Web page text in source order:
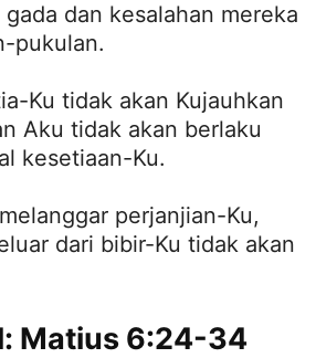
dan kesalahan mereka
pukulan.
Ku tidak akan Kujauhkan
Aku tidak akan berlaku
kesetiaan-Ku.
perjanjian-Ku,
dari bibir-Ku tidak akan
Matius 6:24-34